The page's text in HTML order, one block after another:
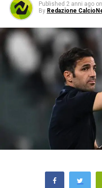
Published 2 anni ago on
By Redazione